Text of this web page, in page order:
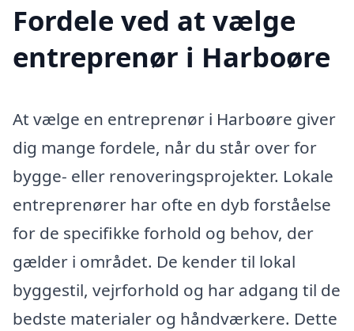
Fordele ved at vælge
entreprenør i Harboøre
At vælge en entreprenør i Harboøre giver
dig mange fordele, når du står over for
bygge- eller renoveringsprojekter. Lokale
entreprenører har ofte en dyb forståelse
for de specifikke forhold og behov, der
gælder i området. De kender til lokal
byggestil, vejrforhold og har adgang til de
bedste materialer og håndværkere. Dette